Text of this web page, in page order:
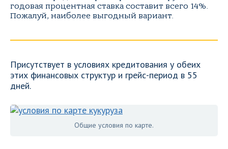
годовая процентная ставка составит всего 14%.
Пожалуй, наиболее выгодный вариант.
Присутствует в условиях кредитования у обеих
этих финансовых структур и грейс-период в 55
дней.
Общие условия по карте.